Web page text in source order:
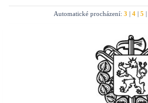
Automatické procházení: 3 | 4 | 5 |